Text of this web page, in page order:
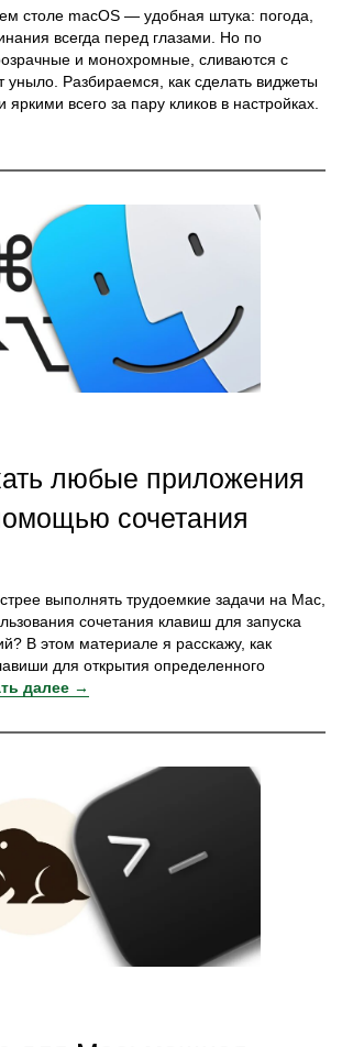
столе macOS — удобная штука: погода,
всегда перед глазами. Но по
и монохромные, сливаются с
уныло. Разбираемся, как сделать виджеты
всего за пару кликов в настройках.
любые приложения
сочетания
выполнять трудоемкие задачи на Mac,
сочетания клавиш для запуска
В этом материале я расскажу, как
для открытия определенного
далее →